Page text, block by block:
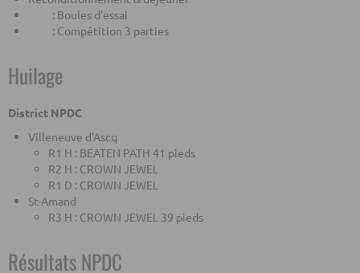
: Boules d'essai
: Compétition 3 parties
Huilage
District NPDC
Villeneuve d'Ascq
R1 H : BEATEN PATH 41 pieds
R2 H : CROWN JEWEL
R1 D : CROWN JEWEL
St-Amand
R3 H : CROWN JEWEL 39 pieds
Résultats NPDC